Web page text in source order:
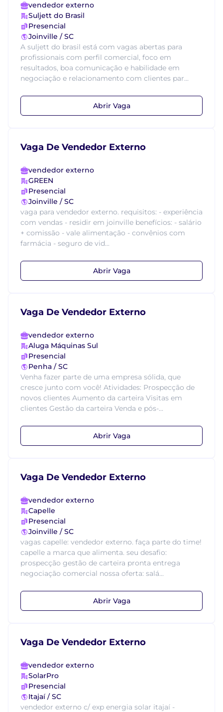
vendedor externo
Suljett do Brasil
Presencial
Joinville / SC
A suljett do brasil está com vagas abertas para
profissionais com perfil comercial, foco em
resultados, boa comunicação e habilidade em
negociação e relacionamento com clientes par...
Abrir Vaga
Vaga De Vendedor Externo
vendedor externo
GREEN
Presencial
Joinville / SC
vaga para vendedor externo. requisitos: - experiência
com vendas - residir em joinville benefícios: - salário
+ comissão - vale alimentação - convênios com
farmácia - seguro de vid...
Abrir Vaga
Vaga De Vendedor Externo
vendedor externo
Aluga Máquinas Sul
Presencial
Penha / SC
Venha fazer parte de uma empresa sólida, que
cresce junto com você! Atividades: Prospecção de
novos clientes Aumento da carteira Visitas em
clientes Gestão da carteira Venda e pós-...
Abrir Vaga
Vaga De Vendedor Externo
vendedor externo
Capelle
Presencial
Joinville / SC
vagas capelle: vendedor externo. faça parte do time!
capelle a marca que alimenta. seu desafio:
prospecção gestão de carteira pronta entrega
negociação comercial nossa oferta: salá...
Abrir Vaga
Vaga De Vendedor Externo
vendedor externo
SolarPro
Presencial
Itajaí / SC
vendedor externo c/ exp energia solar itajaí -